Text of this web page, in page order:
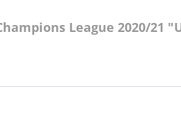
League 2020/21